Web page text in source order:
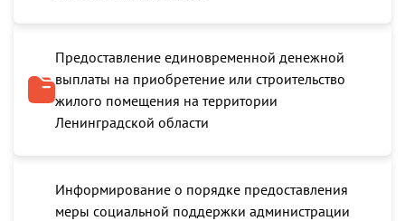
Предоставление единовременной денежной
выплаты на приобретение или строительство
жилого помещения на территории
Ленинградской области
Информирование о порядке предоставления
меры социальной поддержки администрации